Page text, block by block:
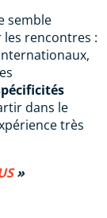
semble
rencontres :
dans le
très